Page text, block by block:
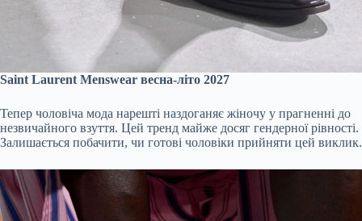
Saint Laurent Menswear весна-літо 2027
Тепер чоловіча мода нарешті наздоганяє жіночу у прагненні до
незвичайного взуття. Цей тренд майже досяг гендерної рівності.
Залишається побачити, чи готові чоловіки прийняти цей виклик.